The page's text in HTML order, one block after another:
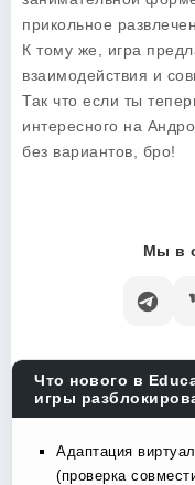
прикольное
К тому же, игра
взаимодействия и
Так что если ты
интересного на
без вариантов, бро!
Мы в
Что нового в
игры
Адаптация
(проверка